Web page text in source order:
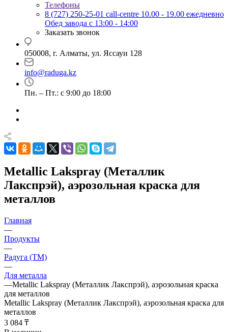
Телефоны
8 (727) 250-25-01 call-centre 10.00 - 19.00 ежедневно
Обед завода с 13:00 - 14:00
Заказать звонок
050008, г. Алматы, ул. Яссауи 128
info@raduga.kz
Пн. – Пт.: с 9:00 до 18:00
Metallic Lakspray (Металлик
Лакспрэй), аэрозольная краска для
металлов
Главная
—
Продукты
—
Радуга (ТМ)
—
Для металла
—Metallic Lakspray (Металлик Лакспрэй), аэрозольная краска
для металлов
Metallic Lakspray (Металлик Лакспрэй), аэрозольная краска для
металлов
3 084 ₸